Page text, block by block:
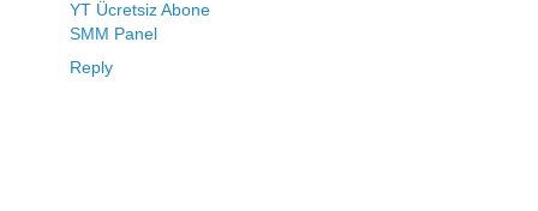
YT Ücretsiz Abone
SMM Panel
Reply